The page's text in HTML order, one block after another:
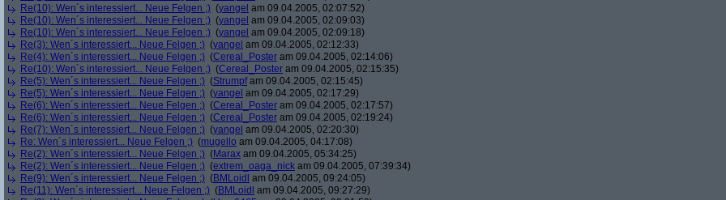
Re(10): Wen´s interessiert... Neue Felgen ;) (yangel am 09.04.2005, 02:07:52)
Re(10): Wen´s interessiert... Neue Felgen ;) (yangel am 09.04.2005, 02:09:03)
Re(10): Wen´s interessiert... Neue Felgen ;) (yangel am 09.04.2005, 02:09:18)
Re(3): Wen´s interessiert... Neue Felgen ;) (yangel am 09.04.2005, 02:12:33)
Re(4): Wen´s interessiert... Neue Felgen ;) (Cereal_Poster am 09.04.2005, 02:14:06)
Re(10): Wen´s interessiert... Neue Felgen ;) (Cereal_Poster am 09.04.2005, 02:15:35)
Re(5): Wen´s interessiert... Neue Felgen ;) (Strumpfam 09.04.2005, 02:15:45)
Re(5): Wen´s interessiert... Neue Felgen ;) (yangel am 09.04.2005, 02:17:29)
Re(6): Wen´s interessiert... Neue Felgen ;) (Cereal_Poster am 09.04.2005, 02:17:57)
Re(6): Wen´s interessiert... Neue Felgen ;) (Cereal_Poster am 09.04.2005, 02:19:24)
Re(7): Wen´s interessiert... Neue Felgen ;) (yangel am 09.04.2005, 02:20:30)
Re: Wen´s interessiert... Neue Felgen ;) (mugello am 09.04.2005, 04:17:08)
Re(2): Wen´s interessiert... Neue Felgen ;) (Marax am 09.04.2005, 05:34:25)
Re(2): Wen´s interessiert... Neue Felgen ;) (extrem_oaga_nick am 09.04.2005, 07:39:34)
Re(9): Wen´s interessiert... Neue Felgen ;) (BMLoidl am 09.04.2005, 09:24:05)
Re(11): Wen´s interessiert... Neue Felgen ;) (BMLoidl am 09.04.2005, 09:27:29)